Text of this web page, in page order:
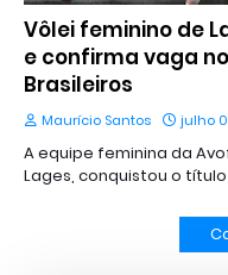
Vôlei feminino de
e confirma vaga
Brasileiros
Maurício Santos julho
A equipe feminina da
Lages, conquistou o